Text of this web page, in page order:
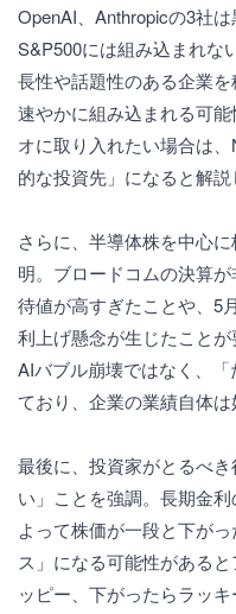
OpenAI、Anthropicの3社
S&P500には組み込まれな
長性や話題性のある企業
速やかに組み込まれる可
オに取り入れたい場合は
的な投資先」になると解説
さらに、半導体株を中心
明。ブロードコムの決算
待値が高すぎたことや、5
利上げ懸念が生じたこと
AIバブル崩壊ではなく、
ており、企業の業績自体は
最後に、投資家がとるべ
い」ことを強調。長期金
よって株価が一段と下が
ス」になる可能性がある
ッピー、下がったらラッ